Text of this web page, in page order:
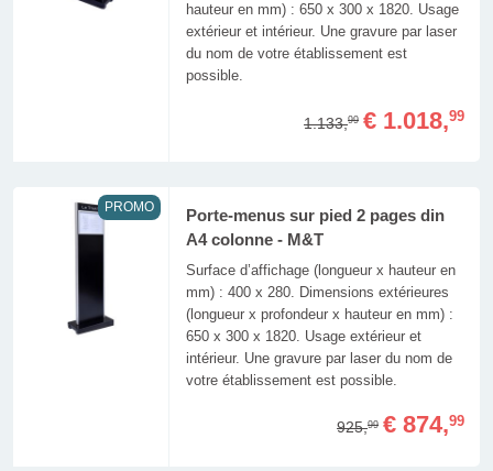
hauteur en mm) : 650 x 300 x 1820. Usage
extérieur et intérieur. Une gravure par laser
du nom de votre établissement est
possible.
1.133,99 € 1.018,99
PROMO
Porte-menus sur pied 2 pages din
A4 colonne - M&T
Surface d’affichage (longueur x hauteur en
mm) : 400 x 280. Dimensions extérieures
(longueur x profondeur x hauteur en mm) :
650 x 300 x 1820. Usage extérieur et
intérieur. Une gravure par laser du nom de
votre établissement est possible.
925,99 € 874,99